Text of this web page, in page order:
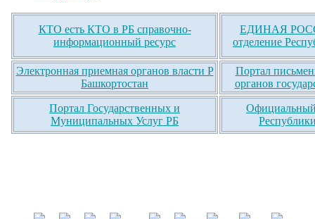
КТО есть КТО в РБ справочно-
информационный ресурс
ЕДИНАЯ
отделение
Электронная приемная органов власти Р
Башкортостан
Портал
органов
Портал Государственных и
Муниципальных Услуг РБ
Официальный